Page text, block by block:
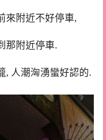
來附近不好停車,
那附近停車.
, 人潮洶湧蠻好認的.